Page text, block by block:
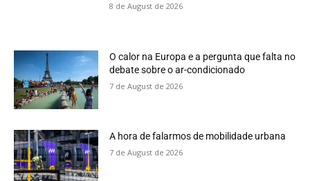
8 de August de 2026
O calor na Europa e a pergunta que falta no
debate sobre o ar-condicionado
7 de August de 2026
A hora de falarmos de mobilidade urbana
7 de August de 2026